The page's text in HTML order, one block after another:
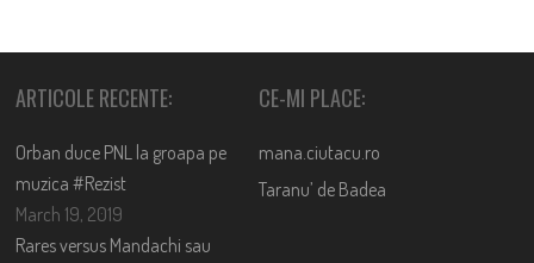
ARTICOLE RECENTE:
Orban duce PNL la groapa pe
muzica #Rezist
March 19, 2019
Rares versus Mandachi sau
CE-MI PLACE:
mana.ciutacu.ro
Taranu’ de Badea